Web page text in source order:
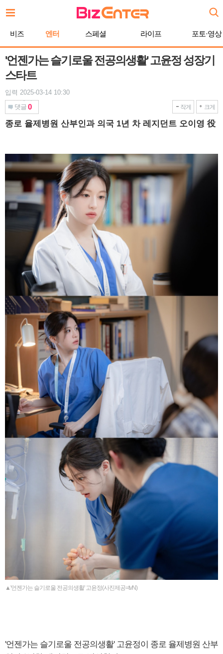
문
비즈 엔터 스페셜 라이프 포토·영상
'언젠가는 슬기로울 전공의생활' 고윤정 성장기
스타트
입력 2025-03-14 10:30
댓글 0 작게 크게
종로 율제병원 산부인과 의국 1년 차 레지던트 오이영 役
▲'언젠가는 슬기로울 전공의생활' 고윤정(사진제공=tvN)
'언젠가는 슬기로울 전공의생활' 고윤정이 종로 율제병원 산부